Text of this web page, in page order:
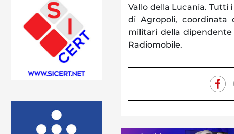
Vallo della Lucania. Tutti
di Agropoli, coordinata
militari della dipendente
Radiomobile.